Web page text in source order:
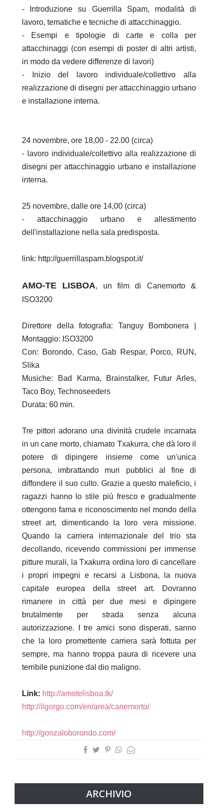
- Introduzione su Guerrilla Spam, modalità di
lavoro, tematiche e tecniche di attacchinaggio.
- Esempi e tipologie di carte e colla per
attacchinaggi (con esempi di poster di altri artisti,
in modo da vedere differenze di lavori)
- Inizio del lavoro individuale/collettivo alla
realizzazione di disegni per attacchinaggio urbano
e installazione interna.
24 novembre, ore 18,00 - 22.00 (circa)
- lavoro individuale/collettivo alla realizzazione di
disegni per attacchinaggio urbano e installazione
interna.
25 novembre, dalle ore 14,00 (circa)
- attacchinaggio urbano e allestimento
dell'installazione nella sala predisposta.
link: http://guerrillaspam.blogspot.it/
AMO-TE LISBOA, un film di Canemorto &
ISO3200
Direttore della fotografia: Tanguy Bombonera |
Montaggio: ISO3200
Con: Borondo, Caso, Gab Respar, Porco, RUN,
Slika
Musiche: Bad Karma, Brainstalker, Futur Arles,
Taco Boy, Technoseeders
Durata: 60 min.
Tre pittori adorano una divinità crudele incarnata
in un cane morto, chiamato Txakurra, che dà loro il
potere di dipingere insieme come un'unica
persona, imbrattando muri pubblici al fine di
diffondere il suo culto. Grazie a questo maleficio, i
ragazzi hanno lo stile più fresco e gradualmente
ottengono fama e riconoscimento nel mondo della
street art, dimenticando la loro vera missione.
Quando la carriera internazionale del trio sta
decollando, ricevendo commissioni per immense
pitture murali, la Txakurra ordina loro di cancellare
i propri impegni e recarsi a Lisbona, la nuova
capitale europea della street art. Dovranno
rimanere in città per due mesi e dipingere
brutalmente per strada senza alcuna
autorizzazione. I tre amici sono disperati, sanno
che la loro promettente carriera sarà fottuta per
sempre, ma hanno troppa paura di ricevere una
terribile punizione dal dio maligno.
Link: http://amotelisboa.tk/
http://ilgorgo.com/en/area/canemorto/
http://gonzaloborondo.com/
ARCHIVIO